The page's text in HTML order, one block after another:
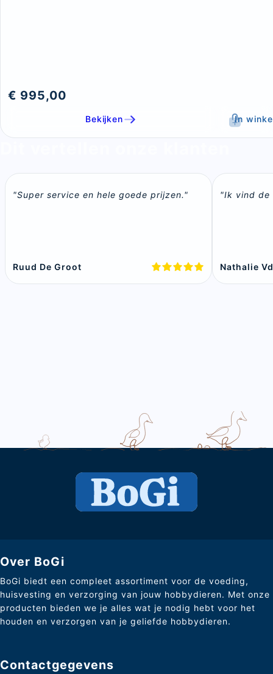
€ 995,00
Bekijken In
"Super service en hele goede prijzen."
Ruud De Groot
"Ik vind de
Nathalie
Over BoGi
BoGi biedt een compleet assortiment voor de voeding,
huisvesting en verzorging van jouw hobbydieren. Met onze
producten bieden we je alles wat je nodig hebt voor het
houden en verzorgen van je geliefde hobbydieren.
Contactgegevens